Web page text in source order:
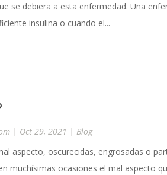
se debiera a esta enfermedad. Una
insulina o cuando el...
| Oct 29, 2021 |Blog
aspecto, oscurecidas, engrosadas o
muchísimas ocasiones el mal aspecto